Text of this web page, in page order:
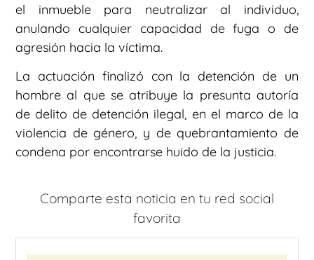
el inmueble para neutralizar al individuo,
anulando cualquier capacidad de fuga o de
agresión hacia la víctima.
La actuación finalizó con la detención de un
hombre al que se atribuye la presunta autoría
de delito de detención ilegal, en el marco de la
violencia de género, y de quebrantamiento de
condena por encontrarse huido de la justicia.
Comparte esta noticia en tu red social
favorita